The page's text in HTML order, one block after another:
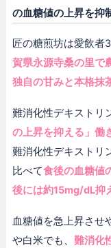
の血糖値の上昇を抑
匠の糖煎坊は愛飲者
賀県永源寺桑の里で
独自の甘みと本格抹
難消化性デキストリ
の上昇を抑える」働
難消化性デキストリ
比べて食後の血糖値
後には約15mg/dL抑
血糖値を急上昇させ
や白米でも、 難消化